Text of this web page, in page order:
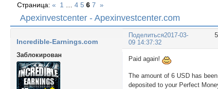
Apexinvestcenter - Apexinvestcenter.com
Страница:« 1 4 5 6 7 »
Поделиться2017-03-
09 14:37:32
Incredible-Earnings.com
Заблокирован
Paid again!
The amount of 6 USD has been
deposited to your Perfect